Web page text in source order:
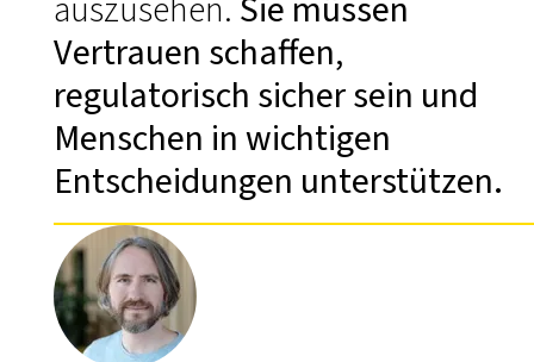
Vertrauen schaffen,
regulatorisch sicher sein und
Menschen in wichtigen
Entscheidungen unterstützen.